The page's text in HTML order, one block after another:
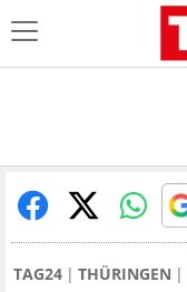
TAG24 THÜRINGEN